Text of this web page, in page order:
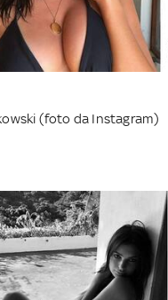
(foto da Instagram)